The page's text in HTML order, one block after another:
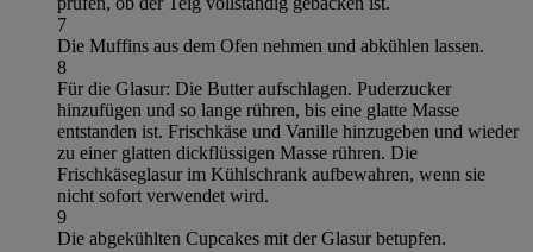
7
Die Muffins aus dem Ofen nehmen und abkühlen lassen.
8
Für die Glasur: Die Butter aufschlagen. Puderzucker
hinzufügen und so lange rühren, bis eine glatte Masse
entstanden ist. Frischkäse und Vanille hinzugeben und wieder
zu einer glatten dickflüssigen Masse rühren. Die
Frischkäseglasur im Kühlschrank aufbewahren, wenn sie
nicht sofort verwendet wird.
9
Die abgekühlten Cupcakes mit der Glasur betupfen.